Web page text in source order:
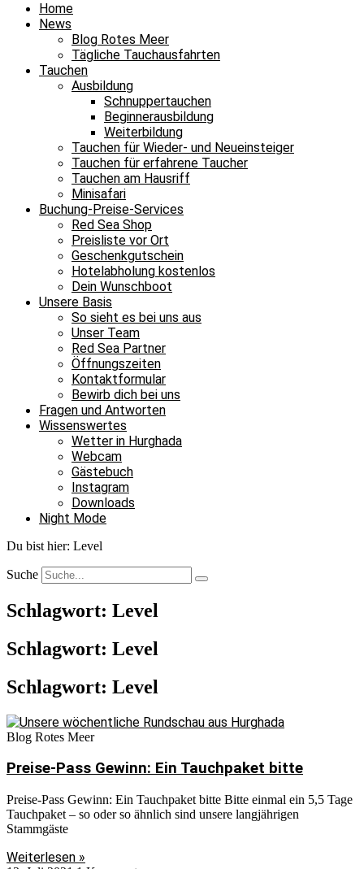
Home
News
Blog Rotes Meer
Tägliche Tauchausfahrten
Tauchen
Ausbildung
Schnuppertauchen
Beginnerausbildung
Weiterbildung
Tauchen für Wieder- und Neueinsteiger
Tauchen für erfahrene Taucher
Tauchen am Hausriff
Minisafari
Buchung-Preise-Services
Red Sea Shop
Preisliste vor Ort
Geschenkgutschein
Hotelabholung kostenlos
Dein Wunschboot
Unsere Basis
So sieht es bei uns aus
Unser Team
Red Sea Partner
Öffnungszeiten
Kontaktformular
Bewirb dich bei uns
Fragen und Antworten
Wissenswertes
Wetter in Hurghada
Webcam
Gästebuch
Instagram
Downloads
Night Mode
Du bist hier: Level
Suche
Schlagwort: Level
Schlagwort: Level
Schlagwort: Level
Blog Rotes Meer
Preise-Pass Gewinn: Ein Tauchpaket bitte
Preise-Pass Gewinn: Ein Tauchpaket bitte Bitte einmal ein 5,5 Tage
Tauchpaket – so oder so ähnlich sind unsere langjährigen
Stammgäste
Weiterlesen »